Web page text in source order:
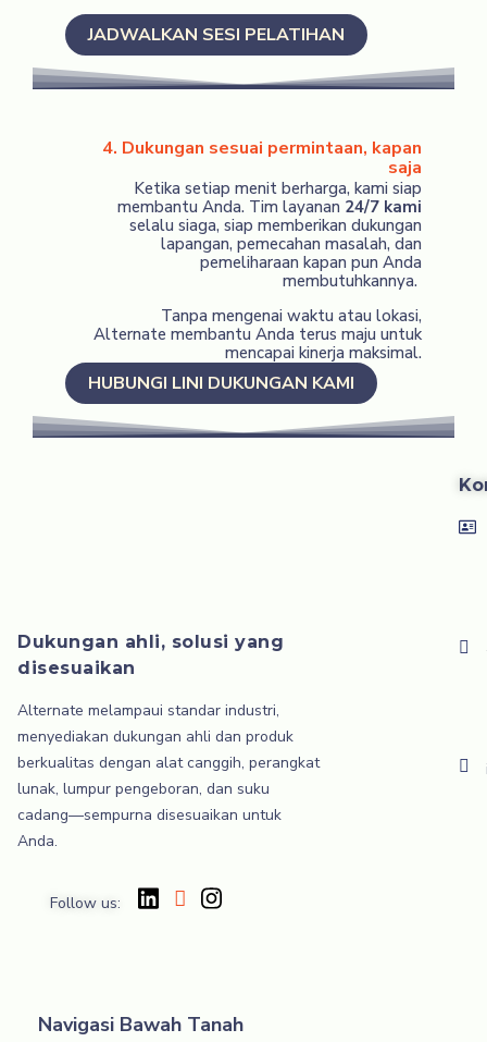
JADWALKAN SESI PELATIHAN
4. Dukungan sesuai permintaan, kapan
saja
Ketika setiap menit berharga, kami siap
membantu Anda. Tim layanan 24/7 kami
selalu siaga, siap memberikan dukungan
lapangan, pemecahan masalah, dan
pemeliharaan kapan pun Anda
membutuhkannya.
Tanpa mengenai waktu atau lokasi,
Alternate membantu Anda terus maju untuk
mencapai kinerja maksimal.
HUBUNGI LINI DUKUNGAN KAMI
Dukungan ahli, solusi yang
disesuaikan
Alternate melampaui standar industri,
menyediakan dukungan ahli dan produk
berkualitas dengan alat canggih, perangkat
lunak, lumpur pengeboran, dan suku
cadang—sempurna disesuaikan untuk
Anda.
Follow us:
Navigasi Bawah Tanah